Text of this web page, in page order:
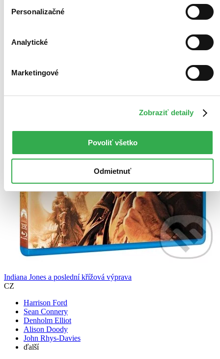
Personalizačné
Analytické
Marketingové
Zobraziť detaily
Povoliť všetko
Odmietnuť
Indiana Jones a poslední křížová výprava
CZ
Harrison Ford
Sean Connery
Denholm Elliot
Alison Doody
John Rhys-Davies
ďalší